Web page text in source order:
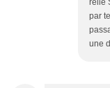
relie
par
une